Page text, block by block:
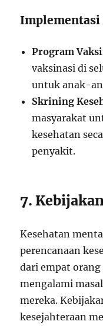
Implementasi
Program
vaksinasi di
untuk anak-
Skrining
masyarakat
kesehatan
penyakit.
7.
Kesehatan
perencanaan
dari empat
mengalami
mereka.
kesejahteraan